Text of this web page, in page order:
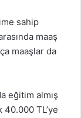
sahip
maaş
maaşlar da
eğitim almış
40.000 TL’ye